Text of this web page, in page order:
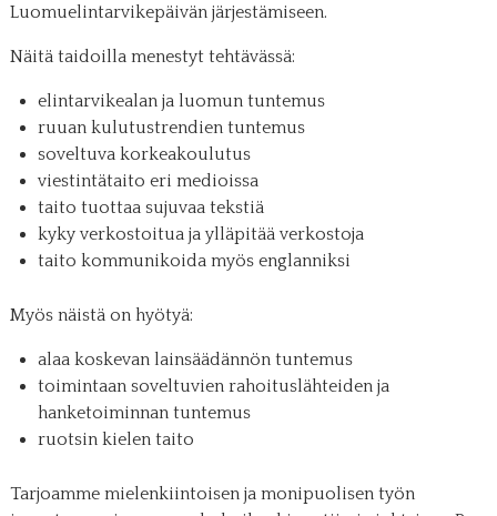
Luomuelintarvikepäivän järjestämiseen.
Näitä taidoilla menestyt tehtävässä:
elintarvikealan ja luomun tuntemus
ruuan kulutustrendien tuntemus
soveltuva korkeakoulutus
viestintätaito eri medioissa
taito tuottaa sujuvaa tekstiä
kyky verkostoitua ja ylläpitää verkostoja
taito kommunikoida myös englanniksi
Myös näistä on hyötyä:
alaa koskevan lainsäädännön tuntemus
toimintaan soveltuvien rahoituslähteiden ja
hanketoiminnan tuntemus
ruotsin kielen taito
Tarjoamme mielenkiintoisen ja monipuolisen työn